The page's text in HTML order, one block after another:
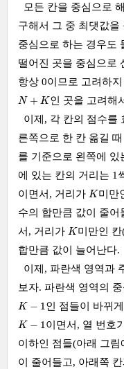
모든 칸을 중심으로
구해서 그 중 최댓값
중심으로 하는 경우도
떨어진 곳을 중심으로
항상 0이므로 고려하
N + K
N+ K
인 곳을 고려해
이제, 각 칸의 점수를
른쪽으로 한 칸 옮길
를 기준으로 왼쪽에 있
에 있는 칸의 거리는 1
이면서, 거리가 K
K미만
수의 합만큼 값이 줄어
서, 거리가 K
K미만인 칸
합만큼 값이 늘어난다.
이제, 파란색 영역과
보자. 파란색 영역의
K − 1
K− 인 점들이 바뀌
K − 1
K−
이면서, 열 번호
이하인 점들(아래 그
이 줄어들고, 아래쪽